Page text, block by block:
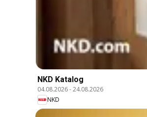
NKD Katalog
04.08.2026-24.08.2026
NKD